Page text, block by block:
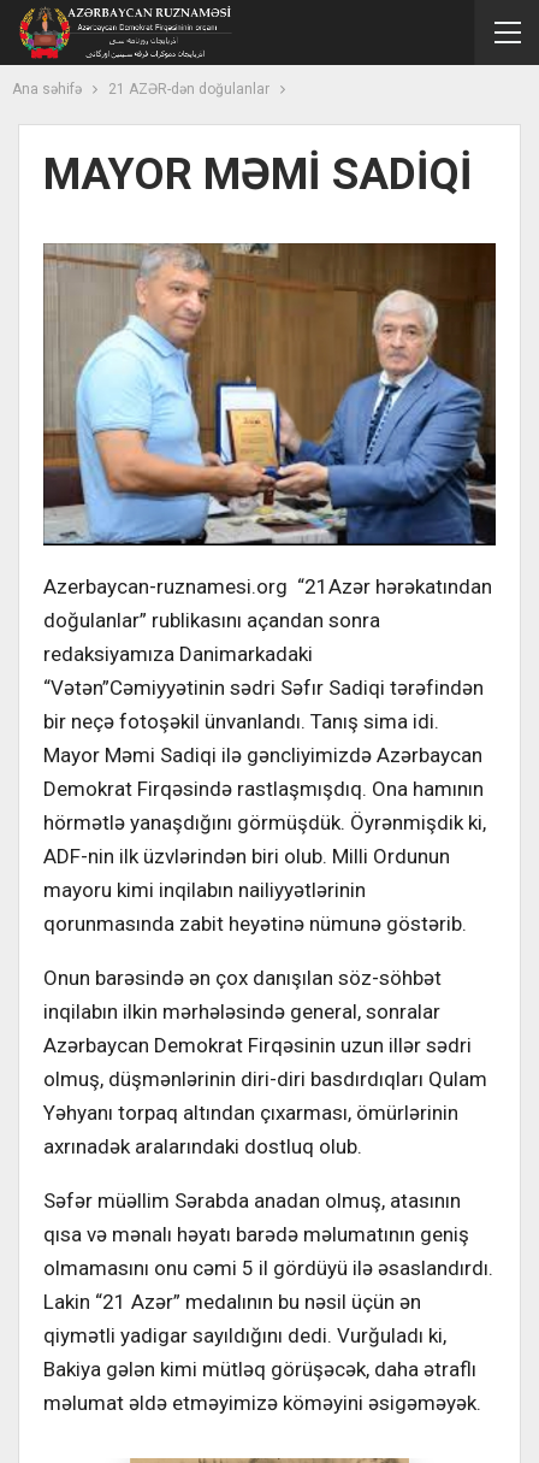
Ana səhifə 21 AZƏR-dən doğulanlar
MAYOR MƏMİ SADİQİ
Azerbaycan-ruznamesi.org “21Azər hərəkatından
doğulanlar” rublikasını açandan sonra
redaksiyamıza Danimarkadaki
“Vətən”Cəmiyyətinin sədri Səfır Sadiqi tərəfindən
bir neçə fotoşəkil ünvanlandı. Tanış sima idi.
Mayor Məmi Sadiqi ilə gəncliyimizdə Azərbaycan
Demokrat Firqəsində rastlaşmışdıq. Ona hamının
hörmətlə yanaşdığını görmüşdük. Öyrənmişdik ki,
ADF-nin ilk üzvlərindən biri olub. Milli Ordunun
mayoru kimi inqilabın nailiyyətlərinin
qorunmasında zabit heyətinə nümunə göstərib.
Onun barəsində ən çox danışılan söz-söhbət
inqilabın ilkin mərhələsində general, sonralar
Azərbaycan Demokrat Firqəsinin uzun illər sədri
olmuş, düşmənlərinin diri-diri basdırdıqları Qulam
Yəhyanı torpaq altından çıxarması, ömürlərinin
axrınadək aralarındaki dostluq olub.
Səfər müəllim Sərabda anadan olmuş, atasının
qısa və mənalı həyatı barədə məlumatının geniş
olmamasını onu cəmi 5 il gördüyü ilə əsaslandırdı.
Lakin “21 Azər” medalının bu nəsil üçün ən
qiymətli yadigar sayıldığını dedi. Vurğuladı ki,
Bakiya gələn kimi mütləq görüşəcək, daha ətraflı
məlumat əldə etməyimizə köməyini əsigəməyək.